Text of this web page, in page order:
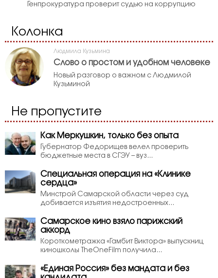
Генпрокуратура проверит судью на коррупцию
Колонка
Людмила Кузьмина
Слово о простом и удобном человеке
Новый разговор о важном с Людмилой
Кузьминой
Не пропустите
Как Меркушкин, только без опыта
Губернатор Федорищев велел проверить
бюджетные места в СГЭУ – вуз...
Специальная операция на «Клинике
сердца»
Минстрой Самарской области через суд
добивается изъятия недостроенных...
Самарское кино взяло парижский
аккорд
Короткометражка «Гамбит Виктора» выпускниц
киношколы TheOneFilm получила...
«Единая Россия» без мандата и без